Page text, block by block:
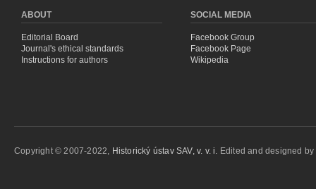
ABOUT
Editorial Board
Journal's ethical standards
Instructions for authors
SOCIAL MEDIA
Facebook Group
Facebook Page
Wikipedia
Copyright © 2007-2022, Historický ústav SAV, v. v. i. Edited and designed by